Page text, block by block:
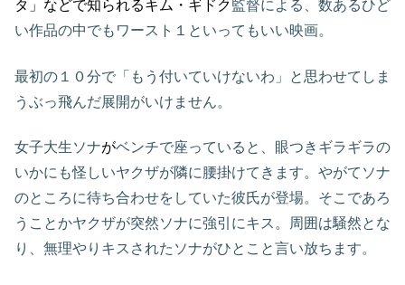
タ」などで知られるキム・ギドク監督による、数あるひど
い作品の中でもワースト１といってもいい映画。
最初の１０分で「もう付いていけないわ」と思わせてしま
うぶっ飛んだ展開がいけません。
女子大生ソナがベンチで座っていると、眼つきギラギラの
いかにも怪しいヤクザが隣に腰掛けてきます。やがてソナ
のところに待ち合わせをしていた彼氏が登場。そこであろ
うことかヤクザが突然ソナに強引にキス。周囲は騒然とな
り、無理やりキスされたソナがひとこと言い放ちます。